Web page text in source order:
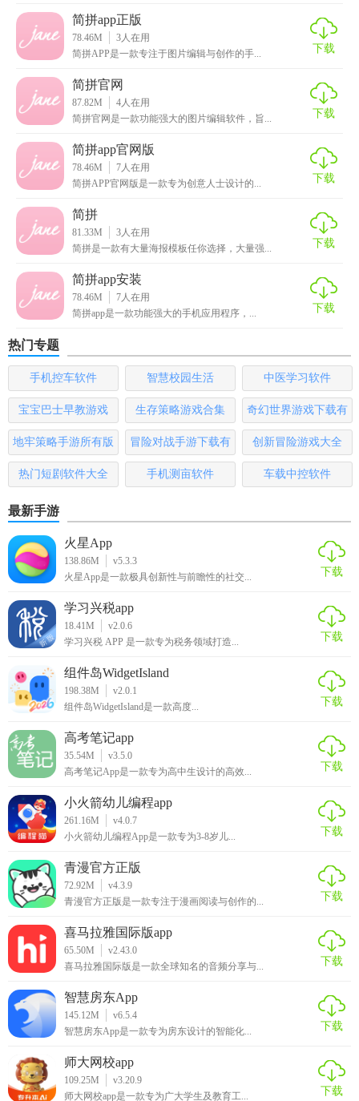
位每个视频画面并编辑对应的效果，提升编辑的精准度。
2. 质感录音：为视频配音，让作品表达更富含情感，增强作
品的感染力。
3. 画布编辑：支持编辑多种画布比例及背景颜色，发挥创作
灵感，让作品更加个性化。
4. 实时草稿：记录每一步操作并保存为草稿，方便用户随时
继续编辑，无需担心二次编辑的繁琐。
5. 一键双语互译：提供中英文翻译功能，帮助用户快速生成
有涵养的配文独白，让作品更具国际范。
【简拼最新版用法】
1. 选择模板：打开简拼APP，选择感兴趣的模板类型，如明信
2. 添加照片：在选定的模板中，添加或替换手机相册中的照
片，并进行滤镜、旋转、大小等调整。
3. 编辑文字：自定义编辑模板中的文字内容，包括字体、颜
色、字号等，还可以添加新的文本元素，如签名或二维码
等。
4. 调整背景：替换模板背景颜色或增加花纹，让作品更加个
性化。
5. 保存与分享：完成编辑后，保存作品至相册或分享至社交
平台，与好友共享创作成果。
简拼以其丰富的模板库、强大的编辑功能和贴心的便签设
计，赢得了众多用户的喜爱。无论是想要制作个性化的明信
片、名片，还是想要编辑出炫酷的照片作品，简拼都能满足
你的需求。如果你正在寻找一款好用的照片处理软件，那么
简拼绝对是一个值得推荐的选择。
简拼app正版
78.46M 3人在用
简拼APP是一款专注于图片编辑与创作的手...
下载
简拼官网
87.82M 4人在用
简拼官网是一款功能强大的图片编辑软件，旨...
下载
简拼app官网版
78.46M 7人在用
简拼APP官网版是一款专为创意人士设计的...
下载
简拼
81.33M 3人在用
简拼是一款有大量海报模板任你选择，大量强...
下载
简拼app安装
78.46M 7人在用
简拼app是一款功能强大的手机应用程序，...
下载
热门专题
手机控车软件 智慧校园生活 中医学习软件
宝宝巴士早教游戏 生存策略游戏合集
奇幻世界游戏下载有
哪些
地牢策略手游所有版
本
冒险对战手游下载有
哪些
创新冒险游戏大全
热门短剧软件大全 手机测亩软件 车载中控软件
最新手游
火星App
138.86M
v5.3.3
火星App是一款极具创新性与前瞻性的社交...
下载
学习兴税app
18.41M
v2.0.6
学习兴税 APP 是一款专为税务领域打造...
下载
组件岛WidgetIsland
198.38M
v2.0.1
组件岛WidgetIsland是一款高度...
下载
高考笔记app
35.54M
v3.5.0
高考笔记App是一款专为高中生设计的高效...
下载
小火箭幼儿编程app
261.16M
v4.0.7
小火箭幼儿编程App是一款专为3-8岁儿...
下载
青漫官方正版
72.92M
v4.3.9
青漫官方正版是一款专注于漫画阅读与创作的...
下载
喜马拉雅国际版app
65.50M
v2.43.0
喜马拉雅国际版是一款全球知名的音频分享与...
下载
智慧房东App
145.12M
v6.5.4
智慧房东App是一款专为房东设计的智能化...
下载
师大网校app
109.25M
v3.20.9
师大网校app是一款专为广大学生及教育工...
下载